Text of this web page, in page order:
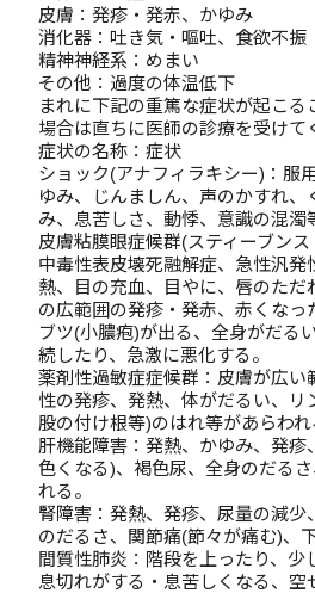
皮膚：発疹・発赤、かゆみ
消化器：吐き気・嘔吐、食欲不振
精神神経系：めまい
その他：過度の体温低下
まれに下記の重篤な症状が起こる
場合は直ちに医師の診療を受けて
症状の名称：症状
ショック(アナフィラキシー)：服
ゆみ、じんましん、声のかすれ、
み、息苦しさ、動悸、意識の混濁
皮膚粘膜眼症候群(スティーブンス
中毒性表皮壊死融解症、急性汎発
熱、目の充血、目やに、唇のただ
の広範囲の発疹・発赤、赤くなっ
ブツ(小膿疱)が出る、全身がだる
続したり、急激に悪化する。
薬剤性過敏症症候群：皮膚が広い
性の発疹、発熱、体がだるい、リ
股の付け根等)のはれ等があらわれ
肝機能障害：発熱、かゆみ、発疹
色くなる)、褐色尿、全身のだる
れる。
腎障害：発熱、発疹、尿量の減少
のだるさ、関節痛(節々が痛む)、
間質性肺炎：階段を上ったり、少
息切れがする・息苦しくなる、空